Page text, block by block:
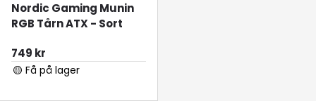
Nordic Gaming Munin
RGB Tårn ATX - Sort
Normal pris
749 kr
🟡 Få på lager